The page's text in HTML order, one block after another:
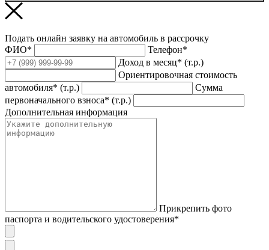
Подать онлайн заявку на автомобиль в рассрочку
ФИО*
Телефон*
Доход в месяц* (т.р.)
Ориентировочная стоимость
автомобиля* (т.р.)
Сумма
первоначального взноса* (т.р.)
Дополнительная информация
Прикрепить фото
паспорта и водительского удостоверения*